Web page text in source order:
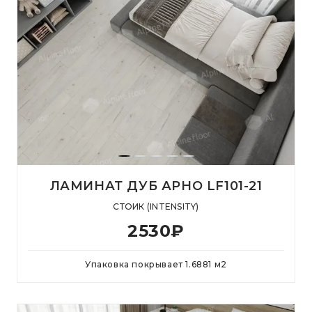
ЛАМИНАТ ДУБ АРНО LF101-21
СТОИК (INTENSITY)
2530₽
Упаковка покрывает1.6881 м2